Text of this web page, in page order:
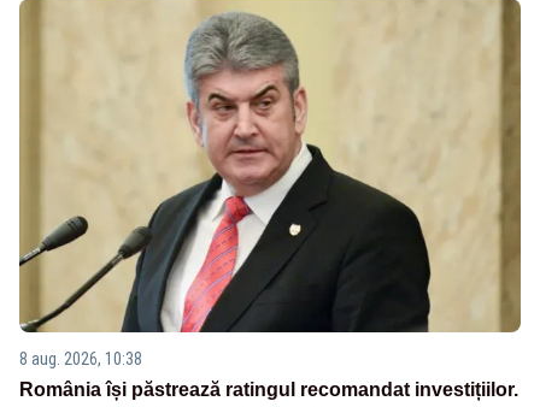
8 aug. 2026, 10:38
România își păstrează ratingul recomandat investițiilor.